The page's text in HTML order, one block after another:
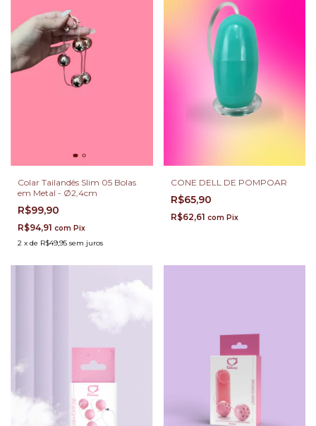
Colar Tailandês Slim 05 Bolas
em Metal - Ø2,4cm
R$99,90
R$94,91 com Pix
2 x de R$49,95 sem juros
CONE DELL DE POMPOAR
R$65,90
R$62,61 com Pix